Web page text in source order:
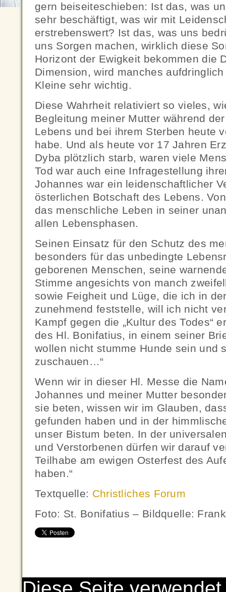
gern beiseiteschieben: Ist das, was
sehr beschäftigt, was wir mit
erstrebenswert? Ist das, was uns
uns Sorgen machen, wirklich diese
Horizont der Ewigkeit bekommen die
Dimension, wird manches
Kleine sehr wichtig.
Diese Wahrheit relativiert so vieles,
Begleitung meiner Mutter während
Lebens und bei ihrem Sterben heute
habe. Und als heute vor 17 Jahren
Dyba plötzlich starb, waren viele
Tod war auch eine Infragestellung
Johannes war ein leidenschaftlicher
österlichen Botschaft des Lebens.
das menschliche Leben in seiner
allen Lebensphasen.
Seinen Einsatz für den Schutz des
besonders für das unbedingte
geborenen Menschen, seine
Stimme angesichts von manch
sowie Feigheit und Lüge, die ich in
zunehmend feststelle, will ich nicht
Kampf gegen die „Kultur des Todes“
des Hl. Bonifatius, in einem seiner
wollen nicht stumme Hunde sein und
zuschauen…“
Wenn wir in dieser Hl. Messe die
Johannes und meiner Mutter
sie beten, wissen wir im Glauben,
gefunden haben und in der
unser Bistum beten. In der
und Verstorbenen dürfen wir darauf
Teilhabe am ewigen Osterfest des
haben.“
Textquelle: Christliches Forum
Foto: St. Bonifatius – Bildquelle: